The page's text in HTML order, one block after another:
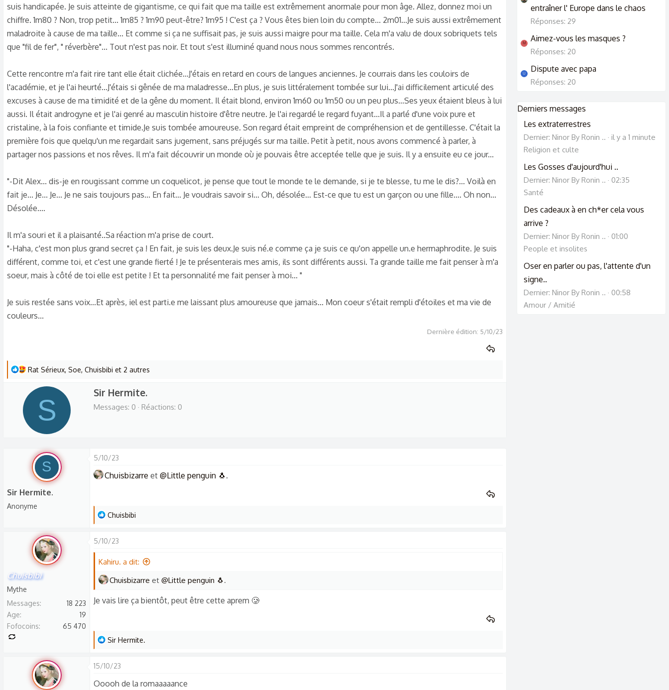
d
i
s
c
s
n
t
suis handicapée. Je suis atteinte de gigantisme, ce qui fait que ma taille est extrêmement anormale pour mon âge. Allez, donnez moi un
chiffre. 1m80 ? Non, trop petit... 1m85 ? 1m90 peut-être? 1m95 ! C'est ça ? Vous êtes bien loin du compte... 2m01...Je suis aussi extrêmement
maladroite à cause de ma taille... Et comme si ça ne suffisait pas, je suis aussi maigre pour ma taille. Cela m'a valu de doux sobriquets tels
que "fil de fer", " réverbère"... Tout n'est pas noir. Et tout s'est illuminé quand nous nous sommes rencontrés.
Cette rencontre m'a fait rire tant elle était clichée...J'étais en retard en cours de langues anciennes. Je courrais dans les couloirs de
l'académie, et je l'ai heurté...J'étais si gênée de ma maladresse...En plus, je suis littéralement tombée sur lui...J'ai difficilement articulé des
excuses à cause de ma timidité et de la gêne du moment. Il était blond, environ 1m60 ou 1m50 ou un peu plus...Ses yeux étaient bleus à lui
aussi. Il était androgyne et je l'ai genré au masculin histoire d'être neutre. Je l'ai regardé le regard fuyant...Il a parlé d'une voix pure et
cristaline, à la fois confiante et timide.Je suis tombée amoureuse. Son regard était empreint de compréhension et de gentillesse. C'était la
première fois que quelqu'un me regardait sans jugement, sans préjugés sur ma taille. Petit à petit, nous avons commencé à parler, à
partager nos passions et nos rêves. Il m'a fait découvrir un monde où je pouvais être acceptée telle que je suis. Il y a ensuite eu ce jour...
"-Dit Alex... dis-je en rougissant comme un coquelicot, je pense que tout le monde te le demande, si je te blesse, tu me le dis?... Voilà en
fait je... Je... Je... Je ne sais toujours pas... En fait... Je voudrais savoir si... Oh, désolée... Est-ce que tu est un garçon ou une fille.... Oh non...
Désolée....
Il m'a souri et il a plaisanté..Sa réaction m'a prise de court.
"-Haha, c'est mon plus grand secret ça ! En fait, je suis les deux.Je suis né.e comme ça je suis ce qu'on appelle un.e hermaphrodite. Je suis
différent, comme toi, et c'est une grande fierté ! Je te présenterais mes amis, ils sont différents aussi. Ta grande taille me fait penser à m'a
soeur, mais à côté de toi elle est petite ! Et ta personnalité me fait penser à moi... "
Je suis restée sans voix...Et après, iel est parti.e me laissant plus amoureuse que jamais... Mon coeur s'était rempli d'étoiles et ma vie de
couleurs...
Dernière édition: 5/10/23
L
s
a
s
:
Rat Sérieux, Soe, Chuisbibi et 2 autres
S
W
r
b
Sir Hermite.
Messages 0 Réactions 0
S
Sir Hermite.
Anonyme
5/10/23
Chuisbizarre et @Little penguin 🐧 .
L
s
é
c
i
s
Chuisbibi
Chuisbibi
Mythe
Messages
18 223
Age
19
Fofocoins
65 470
5/10/23
Kahiru. a dit:
Chuisbizarre et @Little penguin 🐧.
Je vais lire ça bientôt, peut être cette aprem 🥲
L
s
é
Sir Hermite.
15/10/23
Ooooh de la romaaaaance
entraîner l' Europe dans le chaos
Réponses: 29
M Aimez-vous les masques ?
Réponses: 20
U Dispute avec papa
Réponses: 20
Derniers messages
Les extraterrestres
Dernier: Ninor By Ronin ..
il y a 1 minute
Religion et culte
Les Gosses d'aujourd'hui ..
Dernier: Ninor By Ronin ..
02:35
Santé
Des cadeaux à en ch*er cela vous
arrive ?
Dernier: Ninor By Ronin ..
01:00
People et insolites
Oser en parler ou pas, l'attente d'un
signe..
Dernier: Ninor By Ronin ..
00:58
Amour / Amitié